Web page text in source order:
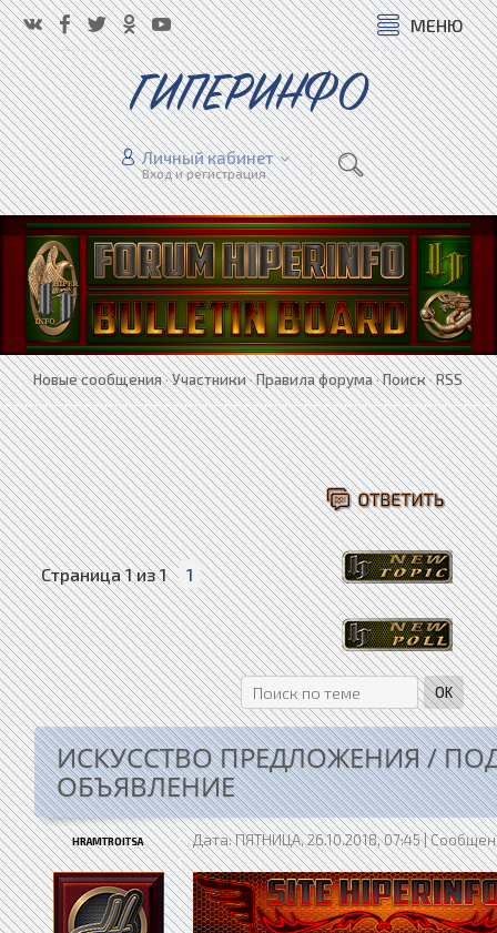
МЕНЮ
ГИПЕРИНФО
Личный кабинет
Вход и регистрация
Новые сообщения·Участники·Правила форума·Поиск·RSS
Страница1из1 1
ИСКУССТВО ПРЕДЛОЖЕНИЯ /
ОБЪЯВЛЕНИЕ
HRAMTROITSA Дата: ПЯТНИЦА, 26.10.2018, 07:45 |